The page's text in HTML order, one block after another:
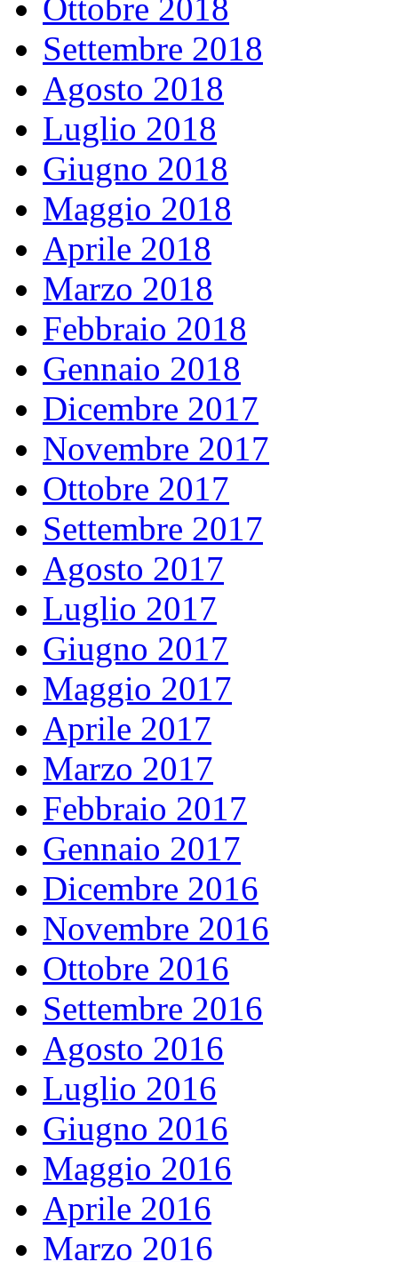
Ottobre 2018
Settembre 2018
Agosto 2018
Luglio 2018
Giugno 2018
Maggio 2018
Aprile 2018
Marzo 2018
Febbraio 2018
Gennaio 2018
Dicembre 2017
Novembre 2017
Ottobre 2017
Settembre 2017
Agosto 2017
Luglio 2017
Giugno 2017
Maggio 2017
Aprile 2017
Marzo 2017
Febbraio 2017
Gennaio 2017
Dicembre 2016
Novembre 2016
Ottobre 2016
Settembre 2016
Agosto 2016
Luglio 2016
Giugno 2016
Maggio 2016
Aprile 2016
Marzo 2016